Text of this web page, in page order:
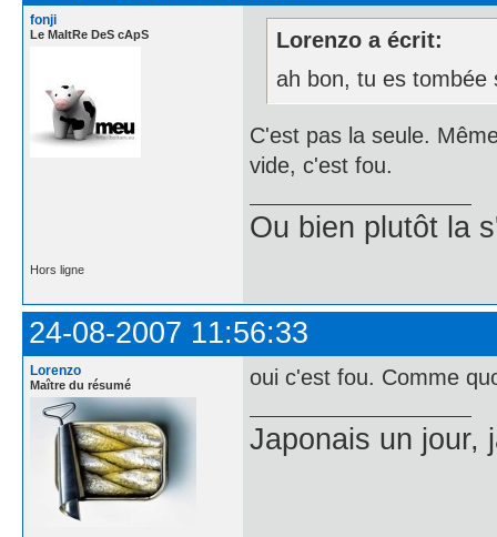
fonji
Le MaItRe DeS cApS
Lorenzo a écrit:
ah bon, tu es tombée
C'est pas la seule.
vide, c'est fou.
Ou bien plutôt la
Hors ligne
24-08-2007 11:56:33
Lorenzo
Maître du résumé oui c'est fou. Comme
Japonais un jour,